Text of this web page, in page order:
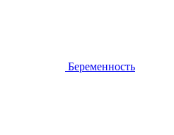
Беременность